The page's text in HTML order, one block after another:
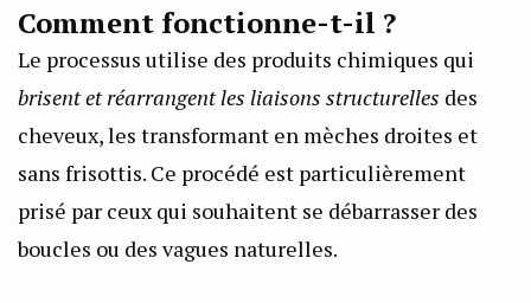
Comment fonctionne-t-il ?
Le processus utilise des produits chimiques qui
brisent et réarrangent les liaisons structurelles des
cheveux, les transformant en mèches droites et
sans frisottis. Ce procédé est particulièrement
prisé par ceux qui souhaitent se débarrasser des
boucles ou des vagues naturelles.